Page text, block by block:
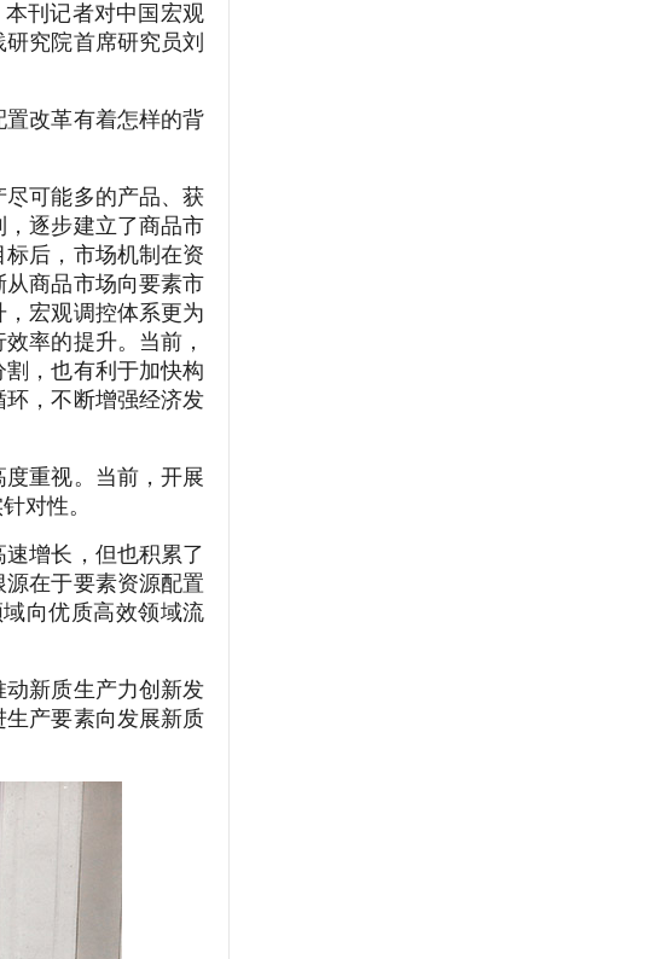
刊记者对中国宏观
究院首席研究员刘
改革有着怎样的背
可能多的产品、获
逐步建立了商品市
后，市场机制在资
商品市场向要素市
宏观调控体系更为
率的提升。当前，
，也有利于加快构
，不断增强经济发
重视。当前，开展
对性。
增长，但也积累了
在于要素资源配置
向优质高效领域流
新质生产力创新发
产要素向发展新质